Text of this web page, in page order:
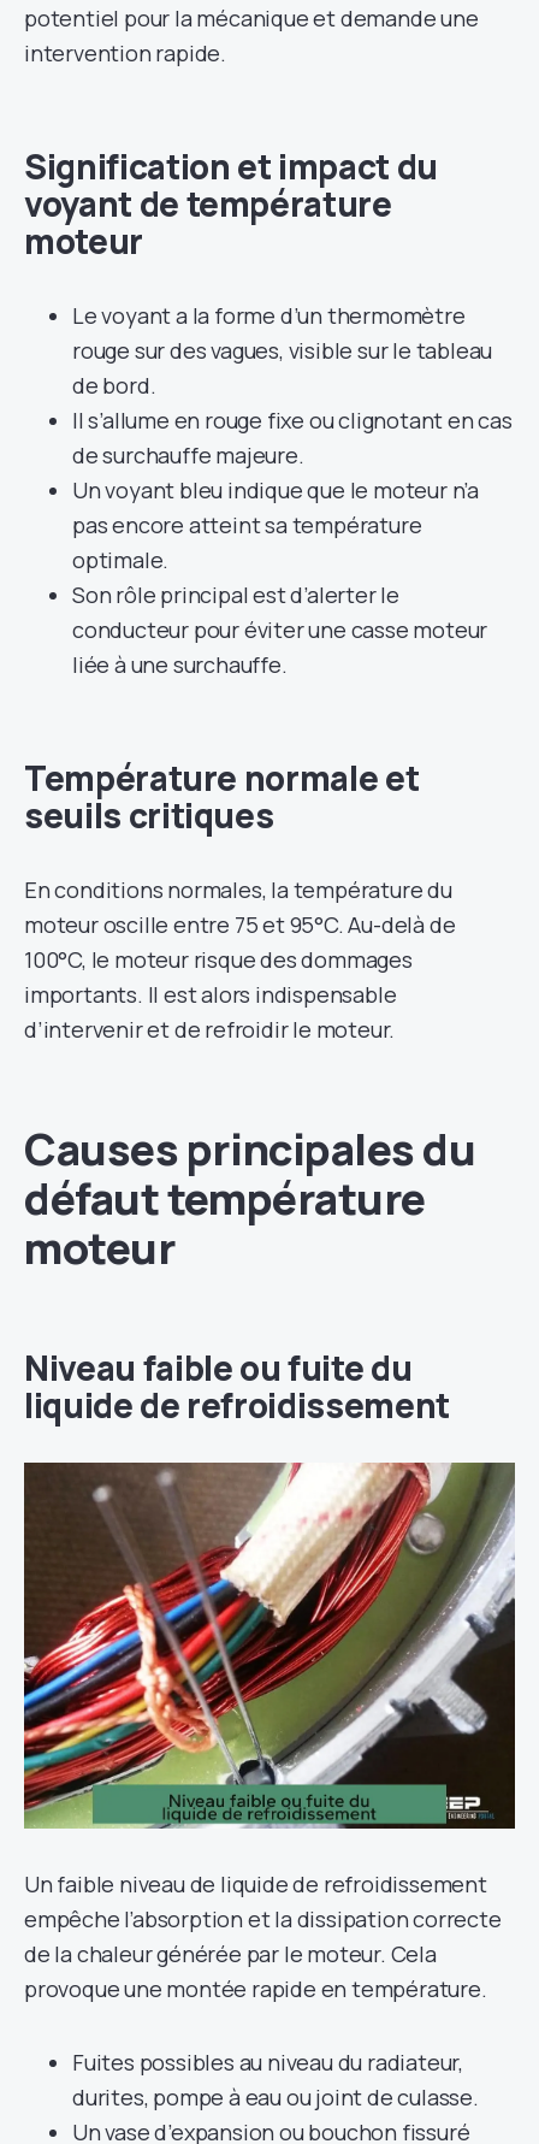
potentiel pour la mécanique et demande une
intervention rapide.
Signification et impact du
voyant de température
moteur
Le voyant a la forme d’un thermomètre
rouge sur des vagues, visible sur le tableau
de bord.
Il s’allume en rouge fixe ou clignotant en cas
de surchauffe majeure.
Un voyant bleu indique que le moteur n’a
pas encore atteint sa température
optimale.
Son rôle principal est d’alerter le
conducteur pour éviter une casse moteur
liée à une surchauffe.
Température normale et
seuils critiques
En conditions normales, la température du
moteur oscille entre 75 et 95°C. Au-delà de
100°C, le moteur risque des dommages
importants. Il est alors indispensable
d’intervenir et de refroidir le moteur.
Causes principales du
défaut température
moteur
Niveau faible ou fuite du
liquide de refroidissement
Un faible niveau de liquide de refroidissement
empêche l’absorption et la dissipation correcte
de la chaleur générée par le moteur. Cela
provoque une montée rapide en température.
Fuites possibles au niveau du radiateur,
durites, pompe à eau ou joint de culasse.
Un vase d’expansion ou bouchon fissuré